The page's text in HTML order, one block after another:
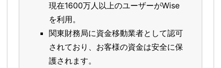
現在1600万人以上のユーザーがWise
を利用。
関東財務局に資金移動業者として認可
されており、お客様の資金は安全に保
護されます。